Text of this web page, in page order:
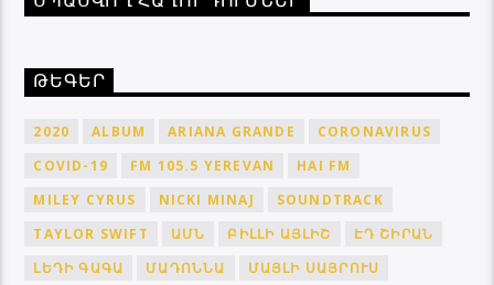
ԹԵԳԵՐ
2020 ALBUM ARIANA GRANDE
CORONAVIRUS
COVID-19
FM 105.5 YEREVAN
HAI FM
MILEY CYRUS
NICKI MINAJ
SOUNDTRACK
TAYLOR SWIFT
ԱՄՆ ԲԻԼԼԻ ԱՅԼԻՇ
ԷԴ ՇԻՐԱՆ
ԼԵԴԻ ԳԱԳԱ
ՄԱԴՈՆՆԱ
ՄԱՅԼԻ ՍԱՅՐՈՒՍ